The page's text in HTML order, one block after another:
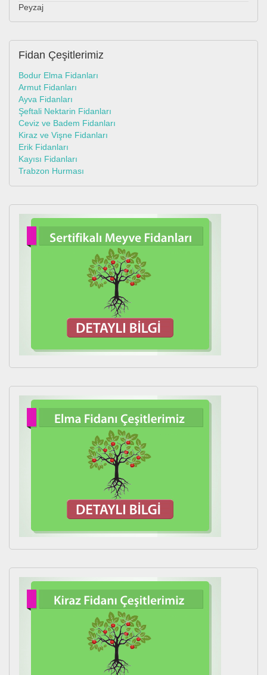
Peyzaj
Fidan Çeşitlerimiz
Bodur Elma Fidanları
Armut Fidanları
Ayva Fidanları
Şeftali Nektarin Fidanları
Ceviz ve Badem Fidanları
Kiraz ve Vişne Fidanları
Erik Fidanları
Kayısı Fidanları
Trabzon Hurması